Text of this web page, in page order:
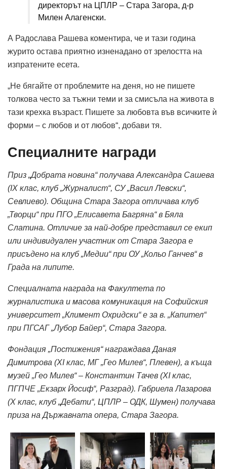
директорът на ЦПЛР – Стара Загора, д-р
Милен Алагенски.
А Радослава Рашева коментира, че и тази година
журито остава приятно изненадано от зрелостта на
изпратените есета.
„Не бягайте от проблемите на деня, но не пишете
толкова често за тъжни теми и за смисъла на живота в
тази крехка възраст. Пишете за любовта във всичките ѝ
форми – с любов и от любов“, добави тя.
Специалните награди
Приз „Добрата новина“ получава Александра Сашева
(IX клас, клуб „Журналист“, СУ „Васил Левски“,
Севлиево). Община Стара Загора отличава клуб
„Творци“ при ПГО „Елисавета Багряна“ в Бяла
Слатина. Отличие за най-добре представил се екип
или индивидуален участник от Стара Загора е
присъдено на клуб „Медии“ при ОУ „Кольо Ганчев“ в
Града на липите.
Специалната награда на Факултета по
журналистика и масова комуникация на Софийския
университет „Климент Охридски“ е за в. „Капител“
при ПГСАГ „Лубор Байер“, Стара Загора.
Фондация „Постижения“ награждава Даная
Димитрова (XI клас, МГ „Гео Милев“, Плевен), а къща
музей „Гео Милев“ – Константин Тачев (XI клас,
ПГПЧЕ „Екзарх Йосиф“, Разград). Габриела Лазарова
(X клас, клуб „Дебати“, ЦПЛР – ОДК, Шумен) получава
приза на Държавната опера, Стара Загора.